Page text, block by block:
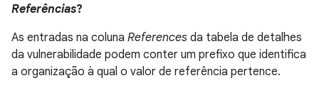
Referências?
As entradas na coluna References da tabela de detalhes
da vulnerabilidade podem conter um prefixo que identifica
a organização à qual o valor de referência pertence.